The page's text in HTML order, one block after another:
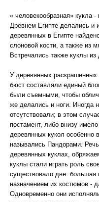
« человекообразная» кукла
Древнем Египте делались и
деревянных в Египте
слоновой кости, а также из
Встречались также куклы из
У деревянных раскрашенных
бюст составляли единый
были съемными, чтобы
же делались и ноги. Иногда
отсутствовали; в этом
постамент, либо внизу
деревянных кукол особенно
назывались Пандорами.
деревянных куклах,
куклы стали играть роль
существовало две: большая
назначением их костюмов -
Одновременно они